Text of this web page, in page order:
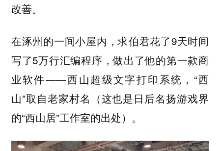
改善。
在涿州的一间小屋内，求伯君花了9天时间
写了5万行汇编程序，做出了他的第一款商
业软件——西山超级文字打印系统，“西
山”取自老家村名（这也是日后名扬游戏界
的“西山居”工作室的出处）。